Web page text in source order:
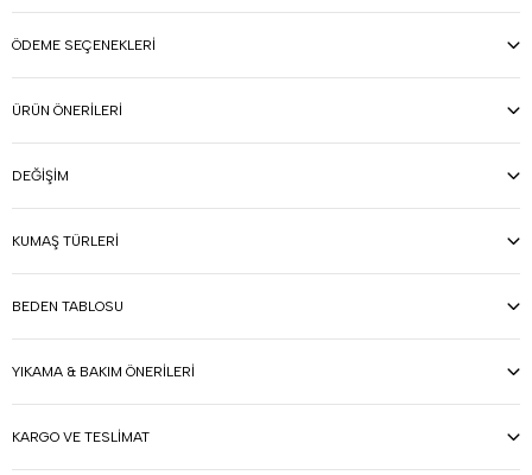
ÖDEME SEÇENEKLERI
ÜRÜN ÖNERILERI
DEĞIŞIM
KUMAŞ TÜRLERI
BEDEN TABLOSU
YIKAMA & BAKIM ÖNERILERI
KARGO VE TESLIMAT